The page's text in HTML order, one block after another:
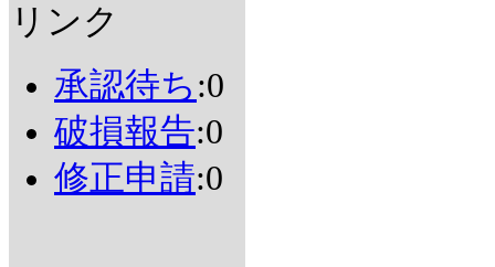
リンク
承認待ち :0
破損報告:0
修正申請:0